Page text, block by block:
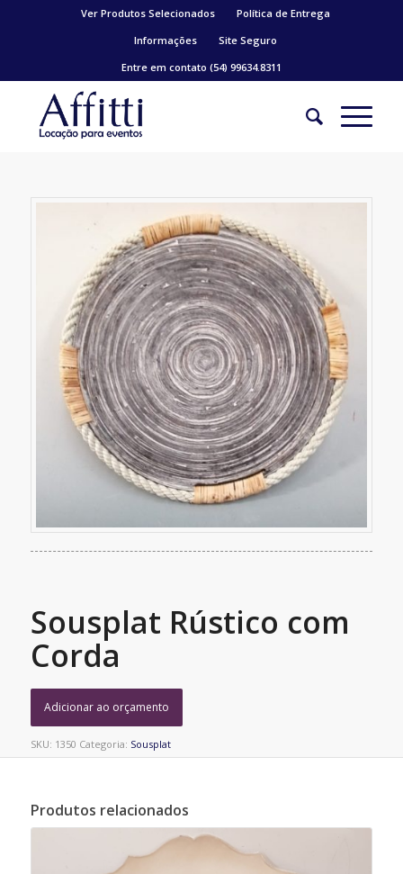
Ver Produtos Selecionados
Política de Entrega
Informações
Site Seguro
Entre em contato (54) 99634.8311
Sousplat Rústico com
Corda
Adicionar ao orçamento
SKU: 1350 Categoria: Sousplat
Produtos relacionados